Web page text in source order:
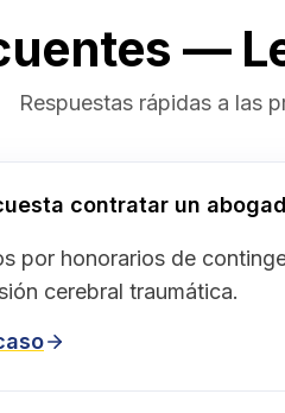
—
Respuestas rápidas a las
contratar un
por honorarios de
cerebral traumática.